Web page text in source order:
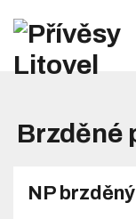
Brzděné
NP